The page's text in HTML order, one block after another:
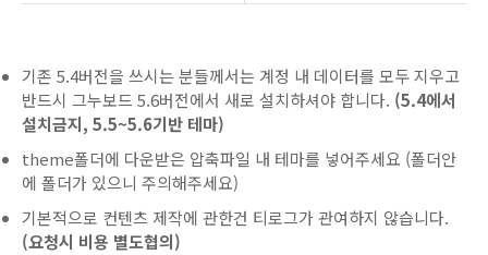
기존 5.4버전을 쓰시는 분들께서는 계정 내 데이터를 모두 지우고
반드시 그누보드 5.6버전에서 새로 설치하셔야 합니다. (5.4에서
설치금지, 5.5~5.6기반 테마)
theme폴더에 다운받은 압축파일 내 테마를 넣어주세요 (폴더안
에 폴더가 있으니 주의해주세요)
기본적으로 컨텐츠 제작에 관한건 티로그가 관여하지 않습니다.
(요청시 비용 별도협의)